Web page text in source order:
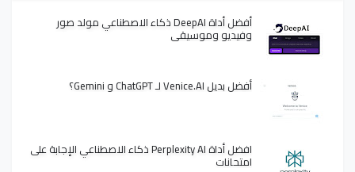
أفضل أداة DeepAI ذكاء الاصطناعي مولد صور
وفيديو وموسيقى
أفضل بديل Venice.AI لـ ChatGPT و Gemini؟
افضل أداة Perplexity AI ذكاء الاصطناعي الإجابة على
امتحانات